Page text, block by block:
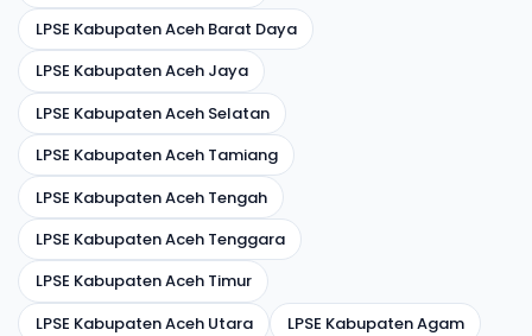
LPSE Kabupaten Aceh Barat Daya
LPSE Kabupaten Aceh Jaya
LPSE Kabupaten Aceh Selatan
LPSE Kabupaten Aceh Tamiang
LPSE Kabupaten Aceh Tengah
LPSE Kabupaten Aceh Tenggara
LPSE Kabupaten Aceh Timur
LPSE Kabupaten Aceh Utara
LPSE Kabupaten Agam